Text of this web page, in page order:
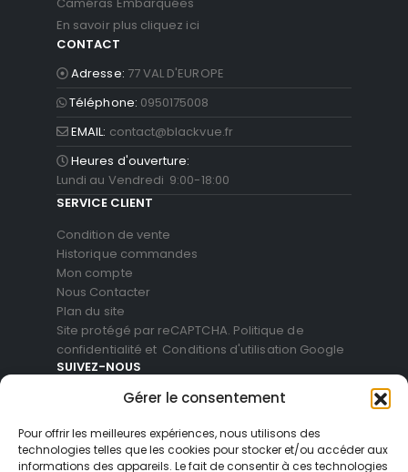
Gérer le consentement
Pour offrir les meilleures expériences, nous utilisons des
technologies telles que les cookies pour stocker et/ou accéder aux
informations des appareils. Le fait de consentir à ces technologies
En savoir plus cliquez ici
CONTACT
Adresse: 77 VAL D'EUROPE
Téléphone: 0950175008
EMAIL: contact@blackvue.fr
Heures d'ouverture:
Lundi au Vendredi 9:00-18:00
SERVICE CLIENT
Condition de vente
Historique commandes
Mon compte
Nous Contacter
Plan du site
Site protégé par reCAPTCHA. Politique de
confidentialité et Conditions d'utilisation Google
SUIVEZ-NOUS